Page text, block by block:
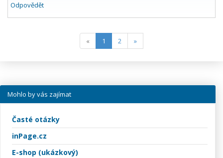
Odpovědět
« 1 (current)
2 »
Mohlo by vás zajímat
Časté otázky
inPage.cz
E-shop (ukázkový)